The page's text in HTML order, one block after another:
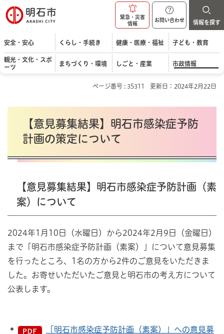
明石市
緊急・災害
情報
お問い合わせ 情報を探す
安全・安心 くらし・手続き 健康・医療・福祉 子ども・教育
観光・文化・スポ
ーツ
まちづくり・環境 しごと・産業 市政情報
ページ番号 : 35311 更新日：2024年2月22日
【意見募集結果】明石市感染症予防
計画の策定について
【意見募集結果】明石市感染症予防計画（素
案）について
2024年1月10日（水曜日）から2024年2月9日（金曜日）
まで「明石市感染症予防計画（素案）」について意見募集
を行ったところ、1名の方から2件のご意見をいただきま
した。お寄せいただいたご意見と明石市の考え方について
公表します。
「明石市感染症予防計画（素案）」への意見募